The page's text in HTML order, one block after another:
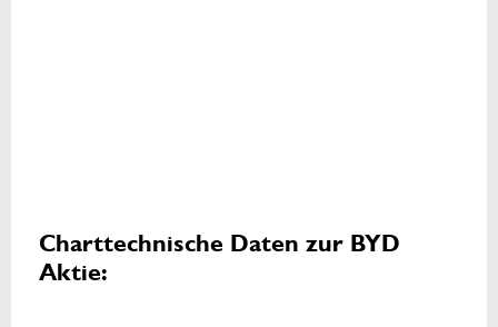
Charttechnische Daten zur BYD
Aktie: